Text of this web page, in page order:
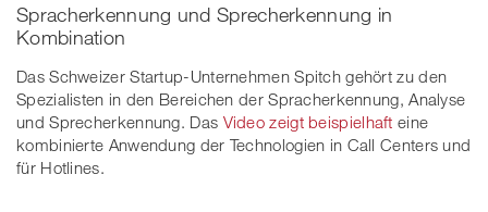
Spracherkennung und Sprecherkennung in
Kombination
Das Schweizer Startup-Unternehmen Spitch gehört zu den
Spezialisten in den Bereichen der Spracherkennung, Analyse
und Sprecherkennung. Das Video zeigt beispielhaft eine
kombinierte Anwendung der Technologien in Call Centers und
für Hotlines.